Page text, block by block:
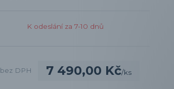
K odeslání za 7-10 dnů
7 490,00 Kč/ks
bez DPH